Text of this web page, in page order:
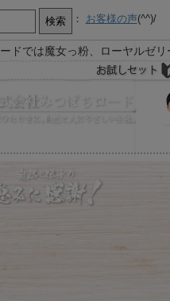
： お客様の声(^^)/
ドでは魔女っ粉、ローヤルゼ